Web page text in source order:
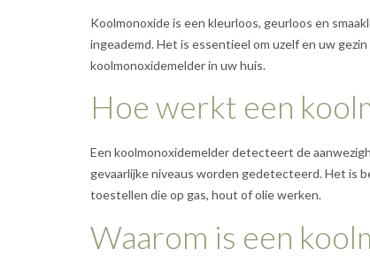
Koolmonoxide is een kleurloos, geurloos en
ingeademd. Het is essentieel om uzelf en uw
koolmonoxidemelder in uw huis.
Hoe werkt een
Een koolmonoxidemelder detecteert de
gevaarlijke niveaus worden gedetecteerd. Het is
toestellen die op gas, hout of olie werken.
Waarom is een